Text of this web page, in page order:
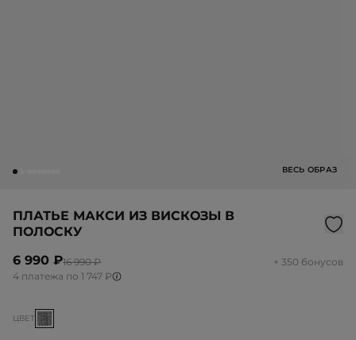
ВЕСЬ ОБРАЗ
ПЛАТЬЕ МАКСИ ИЗ ВИСКОЗЫ В
ПОЛОСКУ
6 990 ₽16 990 ₽
+ 350 бонусов
4 платежа по 1 747 ₽
ЦВЕТ